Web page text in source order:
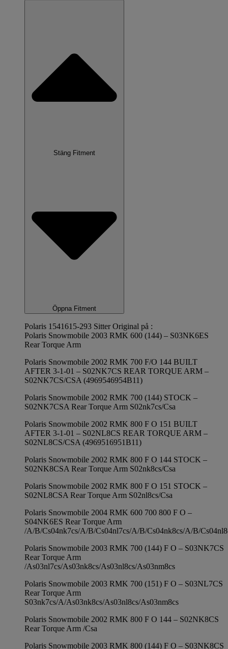
Stäng Fitment
Öppna Fitment
Polaris 1541615-293 Sitter Original på :
Polaris Snowmobile 2003 RMK 600 (144) – S03NK6ES
Rear Torque Arm
Polaris Snowmobile 2002 RMK 700 F/O 144 BUILT
AFTER 3-1-01 – S02NK7CS REAR TORQUE ARM –
S02NK7CS/CSA (4969546954B11)
Polaris Snowmobile 2002 RMK 700 (144) STOCK –
S02NK7CSA Rear Torque Arm S02nk7cs/Csa
Polaris Snowmobile 2002 RMK 800 F O 151 BUILT
AFTER 3-1-01 – S02NL8CS REAR TORQUE ARM –
S02NL8CS/CSA (4969516951B11)
Polaris Snowmobile 2002 RMK 800 F O 144 STOCK –
S02NK8CSA Rear Torque Arm S02nk8cs/Csa
Polaris Snowmobile 2002 RMK 800 F O 151 STOCK –
S02NL8CSA Rear Torque Arm S02nl8cs/Csa
Polaris Snowmobile 2004 RMK 600 700 800 F O –
S04NK6ES Rear Torque Arm
/A/B/Cs04nk7cs/A/B/Cs04nl7cs/A/B/Cs04nk8cs/A/B/
Polaris Snowmobile 2003 RMK 700 (144) F O – S03NK7CS
Rear Torque Arm
/As03nl7cs/As03nk8cs/As03nl8cs/As03nm8cs
Polaris Snowmobile 2003 RMK 700 (151) F O – S03NL7CS
Rear Torque Arm
S03nk7cs/A/As03nk8cs/As03nl8cs/As03nm8cs
Polaris Snowmobile 2002 RMK 800 F O 144 – S02NK8CS
Rear Torque Arm /Csa
Polaris Snowmobile 2003 RMK 800 (144) F O – S03NK8CS